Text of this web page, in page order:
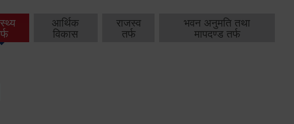
आर्थिक
विकास
राजस्व
तर्फ
भवन अनुमति तथा
मापदण्ड तर्फ